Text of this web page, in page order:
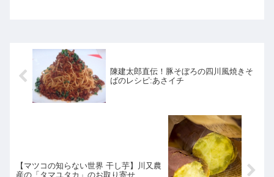
陳建太郎直伝！豚そぼろの四川風焼きそ
ばのレシピ:あさイチ
【マツコの知らない世界 干し芋】川又農
産の「タマユタカ」のお取り寄せ